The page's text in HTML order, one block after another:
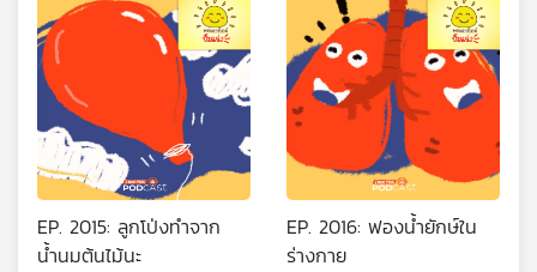
EP. 2015: ลูกโป่งทำจาก
น้ำนมต้นไม้นะ
EP. 2016: ฟองน้ำยักษ์ใน
ร่างกาย